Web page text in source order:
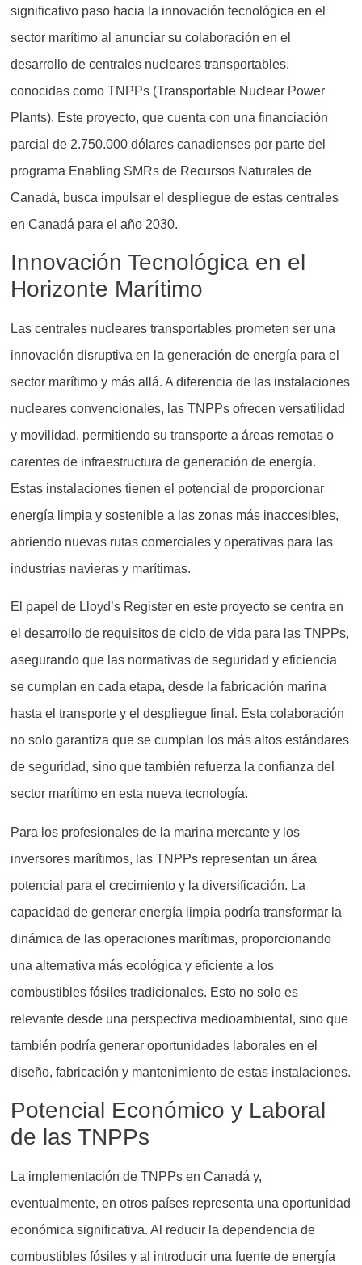
significativo paso hacia la innovación tecnológica en el
sector marítimo al anunciar su colaboración en el
desarrollo de centrales nucleares transportables,
conocidas como TNPPs (Transportable Nuclear Power
Plants). Este proyecto, que cuenta con una financiación
parcial de 2.750.000 dólares canadienses por parte del
programa Enabling SMRs de Recursos Naturales de
Canadá, busca impulsar el despliegue de estas centrales
en Canadá para el año 2030.
Innovación Tecnológica en el
Horizonte Marítimo
Las centrales nucleares transportables prometen ser una
innovación disruptiva en la generación de energía para el
sector marítimo y más allá. A diferencia de las instalaciones
nucleares convencionales, las TNPPs ofrecen versatilidad
y movilidad, permitiendo su transporte a áreas remotas o
carentes de infraestructura de generación de energía.
Estas instalaciones tienen el potencial de proporcionar
energía limpia y sostenible a las zonas más inaccesibles,
abriendo nuevas rutas comerciales y operativas para las
industrias navieras y marítimas.
El papel de Lloyd’s Register en este proyecto se centra en
el desarrollo de requisitos de ciclo de vida para las TNPPs,
asegurando que las normativas de seguridad y eficiencia
se cumplan en cada etapa, desde la fabricación marina
hasta el transporte y el despliegue final. Esta colaboración
no solo garantiza que se cumplan los más altos estándares
de seguridad, sino que también refuerza la confianza del
sector marítimo en esta nueva tecnología.
Para los profesionales de la marina mercante y los
inversores marítimos, las TNPPs representan un área
potencial para el crecimiento y la diversificación. La
capacidad de generar energía limpia podría transformar la
dinámica de las operaciones marítimas, proporcionando
una alternativa más ecológica y eficiente a los
combustibles fósiles tradicionales. Esto no solo es
relevante desde una perspectiva medioambiental, sino que
también podría generar oportunidades laborales en el
diseño, fabricación y mantenimiento de estas instalaciones.
Potencial Económico y Laboral
de las TNPPs
La implementación de TNPPs en Canadá y,
eventualmente, en otros países representa una oportunidad
económica significativa. Al reducir la dependencia de
combustibles fósiles y al introducir una fuente de energía